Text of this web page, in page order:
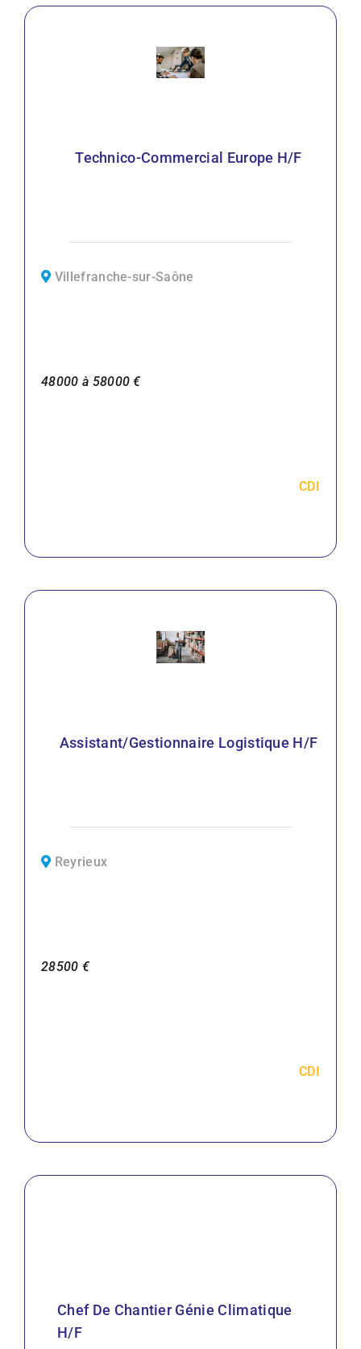
Technico-Commercial Europe H/F
Villefranche-sur-Saône
48000 à 58000 €
CDI
Assistant/gestionnaire Logistique H/F
Reyrieux
28500 €
CDI
Chef De Chantier Génie Climatique
H/F